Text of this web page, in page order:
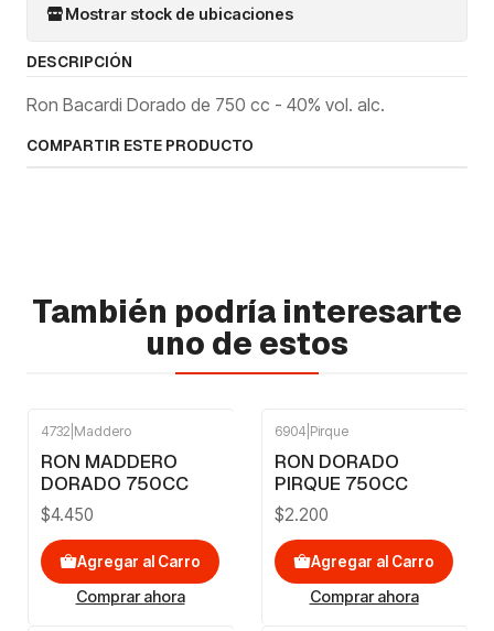
Mostrar stock de ubicaciones
DESCRIPCIÓN
Ron Bacardi Dorado de 750 cc - 40% vol. alc.
COMPARTIR ESTE PRODUCTO
También podría interesarte
uno de estos
4732 Maddero
RON MADDERO
DORADO 750CC
$4.450
Agregar al Carro
Comprar ahora
6904 Pirque
RON DORADO
PIRQUE 750CC
$2.200
Agregar al Carro
Comprar ahora